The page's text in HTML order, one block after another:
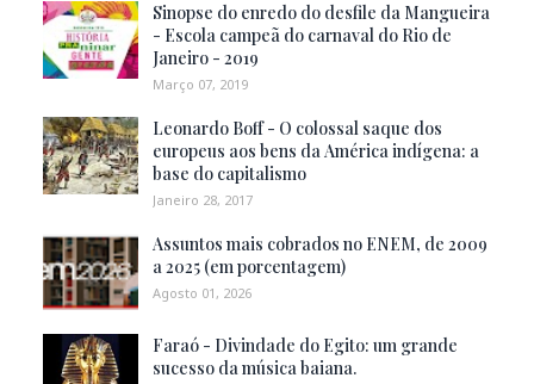
Sinopse do enredo do desfile da Mangueira
- Escola campeã do carnaval do Rio de
Janeiro - 2019
Março 07, 2019
Leonardo Boff - O colossal saque dos
europeus aos bens da América indígena: a
base do capitalismo
Janeiro 28, 2017
Assuntos mais cobrados no ENEM, de 2009
a 2025 (em porcentagem)
Agosto 01, 2026
Faraó - Divindade do Egito: um grande
sucesso da música baiana.